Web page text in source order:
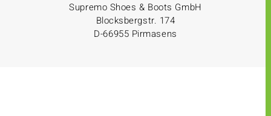
Supremo Shoes & Boots GmbH
Blocksbergstr. 174
D-66955 Pirmasens